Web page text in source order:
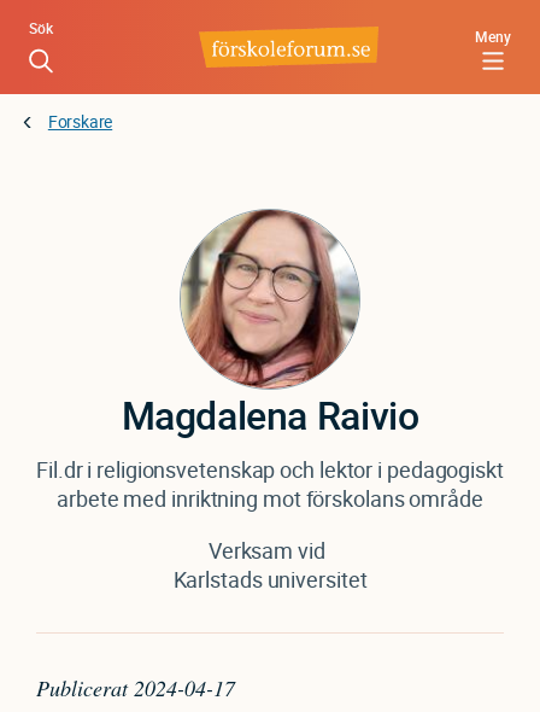
Hoppa
huvudinnehåll
Meny
Sök
Forskare
Magdalena Raivio
Fil.dr i religionsvetenskap och lektor i pedagogiskt
arbete med inriktning mot förskolans område
Verksam vid
Karlstads universitet
Publicerat 2024-04-17